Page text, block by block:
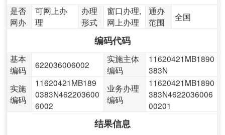
是否
网办
可网上办
理
办理
形式
窗口办理,
网上办理
通办
范围
全国
编码代码
基本
编码
622036006002
实施主体
编码
11620421MB1890
383N
实施
编码
11620421MB189
0383N462203600
6002
业务办理
编码
11620421MB1890
383N4622036006
00201
结果信息